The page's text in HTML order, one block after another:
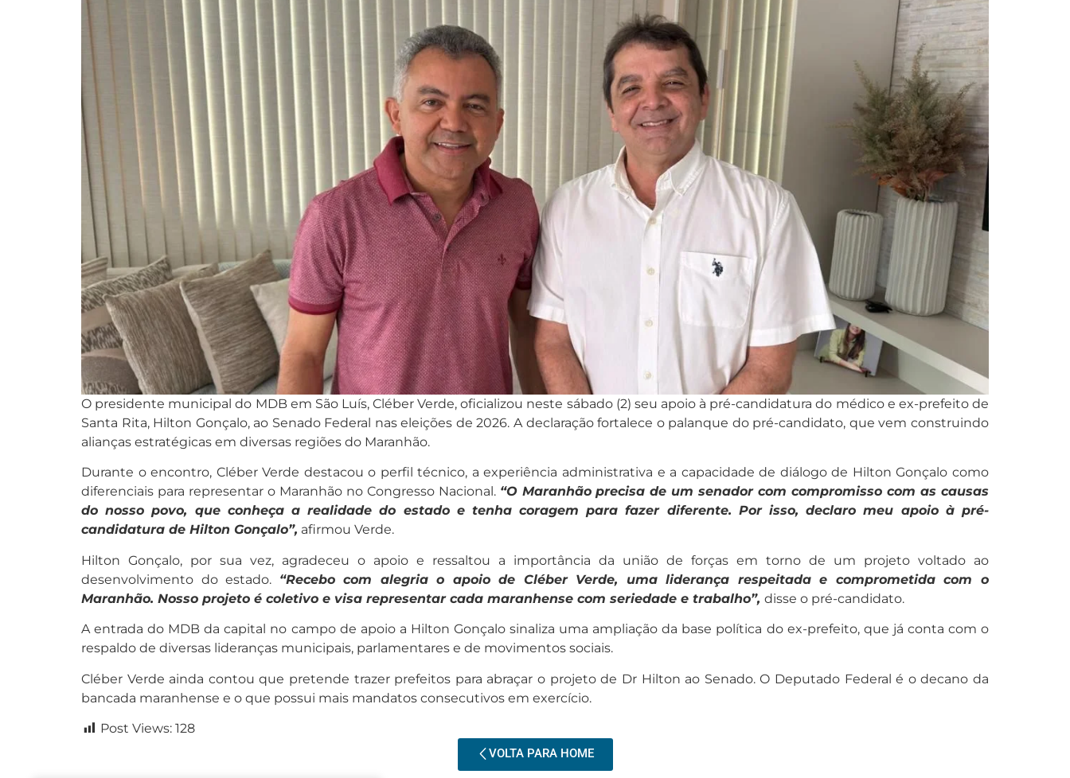
O presidente municipal do MDB em São Luís, Cléber Verde, oficializou neste sábado (2) seu apoio à pré-candidatura do médico e ex-prefeito de
Santa Rita, Hilton Gonçalo, ao Senado Federal nas eleições de 2026. A declaração fortalece o palanque do pré-candidato, que vem construindo
alianças estratégicas em diversas regiões do Maranhão.
Durante o encontro, Cléber Verde destacou o perfil técnico, a experiência administrativa e a capacidade de diálogo de Hilton Gonçalo como
diferenciais para representar o Maranhão no Congresso Nacional. “O Maranhão precisa de um senador com compromisso com as causas
do nosso povo, que conheça a realidade do estado e tenha coragem para fazer diferente. Por isso, declaro meu apoio à pré-
candidatura de Hilton Gonçalo”, afirmou Verde.
Hilton Gonçalo, por sua vez, agradeceu o apoio e ressaltou a importância da união de forças em torno de um projeto voltado ao
desenvolvimento do estado. “Recebo com alegria o apoio de Cléber Verde, uma liderança respeitada e comprometida com o
Maranhão. Nosso projeto é coletivo e visa representar cada maranhense com seriedade e trabalho”, disse o pré-candidato.
A entrada do MDB da capital no campo de apoio a Hilton Gonçalo sinaliza uma ampliação da base política do ex-prefeito, que já conta com o
respaldo de diversas lideranças municipais, parlamentares e de movimentos sociais.
Cléber Verde ainda contou que pretende trazer prefeitos para abraçar o projeto de Dr Hilton ao Senado. O Deputado Federal é o decano da
bancada maranhense e o que possui mais mandatos consecutivos em exercício.
Post Views: 128
VOLTA PARA HOME